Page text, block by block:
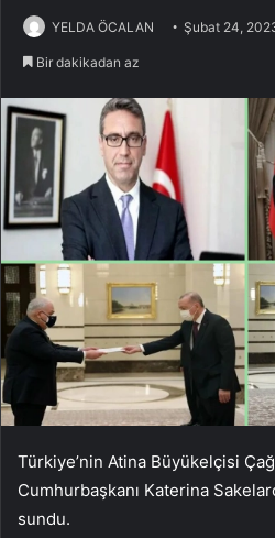
YELDA ÖCALAN Şubat 24,
Bir dakikadan az
Türkiye’nin Atina Büyükelçisi
Cumhurbaşkanı Katerina
sundu.